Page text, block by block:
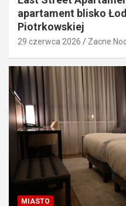
apartament blisko
Piotrkowskiej
29 czerwca 2026 Zacne
MIASTO